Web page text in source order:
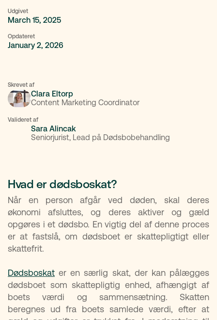
Udgivet
March 15, 2025
Opdateret
January 2, 2026
Skrevet af
Clara Eltorp
Content Marketing Coordinator
Valideret af
Sara Alincak
Seniorjurist, Lead på Dødsbobehandling
Hvad er dødsboskat?
Når en person afgår ved døden, skal deres
økonomi afsluttes, og deres aktiver og gæld
opgøres i et dødsbo. En vigtig del af denne proces
er at fastslå, om dødsboet er skattepligtigt eller
skattefrit.
Dødsboskat er en særlig skat, der kan pålægges
dødsboet som skattepligtig enhed, afhængigt af
boets værdi og sammensætning. Skatten
beregnes ud fra boets samlede værdi, efter at